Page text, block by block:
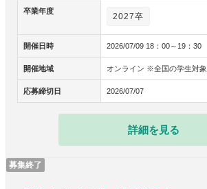
卒業年度
2027卒
開催日時 2026/07/09 18：00～19：30
開催地域 オンライン ※全国の学生対象
応募締切日 2026/07/07
詳細を見る
募集終了